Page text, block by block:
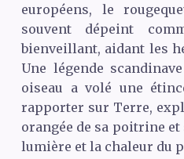
européens, le
souvent dépeint
bienveillant, aidant les
Une légende
oiseau a volé une
rapporter sur Terre,
orangée de sa poitrine
lumière et la chaleur du